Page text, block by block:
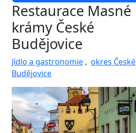
Restaurace Masné
krámy České
Budějovice
Jídlo a gastronomie , okres České
Budějovice